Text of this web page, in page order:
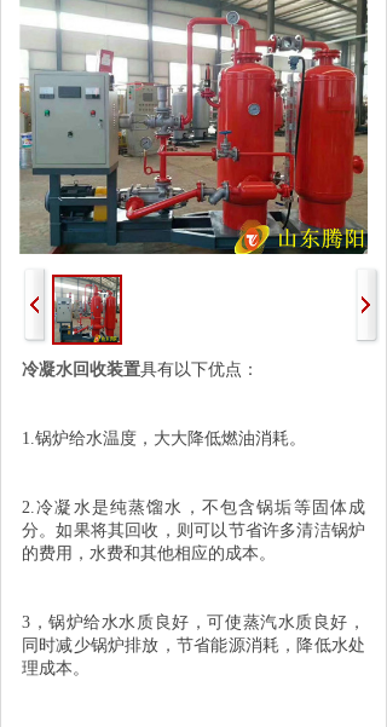
冷凝水回收装置具有以下优点：
1.锅炉给水温度，大大降低燃油消耗。
2.冷凝水是纯蒸馏水，不包含锅垢等固体成
分。如果将其回收，则可以节省许多清洁锅炉
的费用，水费和其他相应的成本。
3，锅炉给水水质良好，可使蒸汽水质良好，
同时减少锅炉排放，节省能源消耗，降低水处
理成本。